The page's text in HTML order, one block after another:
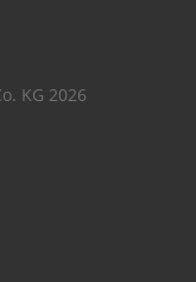
KG 2026